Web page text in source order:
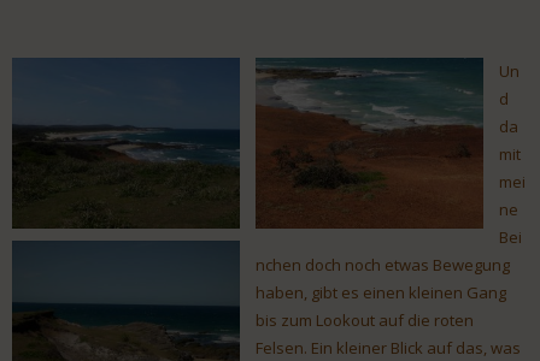
Un
d
da
mit
mei
ne
Bei
nchen doch noch etwas Bewegung
haben, gibt es einen kleinen Gang
bis zum Lookout auf die roten
Felsen. Ein kleiner Blick auf das, was